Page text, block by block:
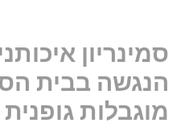
סמינריון
הנגשה בבית
מוגבלות גופנית